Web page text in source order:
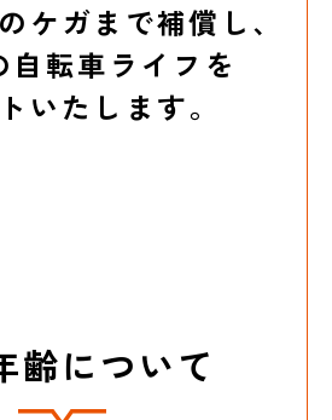
ケガまで補償し、
自転車ライフを
いたします。
齢について